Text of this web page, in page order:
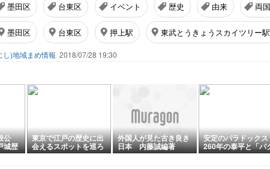
墨田区 台東区 イベント 歴史 由来 両
墨田区 台東区 押上駅 東武とうきょうスカイツリー駅
し)地域まめ情報 2018/07/28 19:30
公
城歴
！
東京で江戸の歴史に出
会えるスポットを巡ろ
う！
外国人が見た古き良き
日本 内藤誠編著
安定のパラドックス
260年の泰平と「パ
ス・ロマーナ」が教